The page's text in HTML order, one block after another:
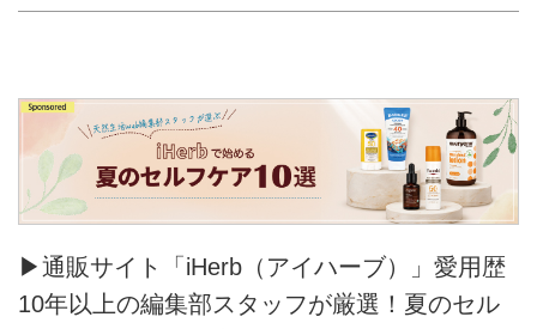
▶通販サイト「iHerb（アイハーブ）」愛用歴
10年以上の編集部スタッフが厳選！夏のセル